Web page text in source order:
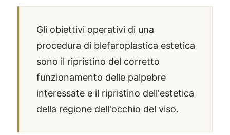
Gli obiettivi operativi di una
procedura di blefaroplastica estetica
sono il ripristino del corretto
funzionamento delle palpebre
interessate e il ripristino dell'estetica
della regione dell'occhio del viso.